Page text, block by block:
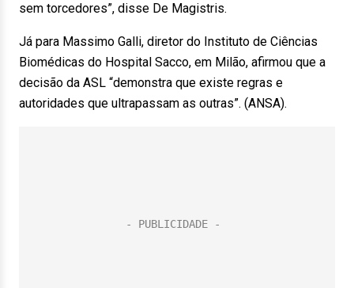
sem torcedores”, disse De Magistris.
Já para Massimo Galli, diretor do Instituto de Ciências
Biomédicas do Hospital Sacco, em Milão, afirmou que a
decisão da ASL “demonstra que existe regras e
autoridades que ultrapassam as outras”. (ANSA).